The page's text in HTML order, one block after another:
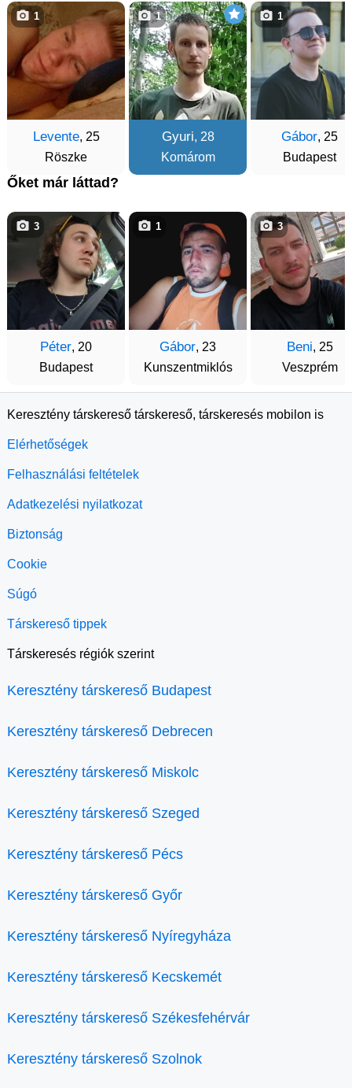
Levente, 25
Röszke
1
Gyuri, 28
Komárom
1
Gábor, 25
Budapest
1
Őket már láttad?
Péter, 20
Budapest
3
Gábor, 23
Kunszentmiklós
1
Beni, 25
Veszprém
3
Keresztény társkereső társkereső, társkeresés mobilon is
Elérhetőségek
Felhasználási feltételek
Adatkezelési nyilatkozat
Biztonság
Cookie
Súgó
Társkereső tippek
Társkeresés régiók szerint
Keresztény társkereső Budapest
Keresztény társkereső Debrecen
Keresztény társkereső Miskolc
Keresztény társkereső Szeged
Keresztény társkereső Pécs
Keresztény társkereső Győr
Keresztény társkereső Nyíregyháza
Keresztény társkereső Kecskemét
Keresztény társkereső Székesfehérvár
Keresztény társkereső Szolnok